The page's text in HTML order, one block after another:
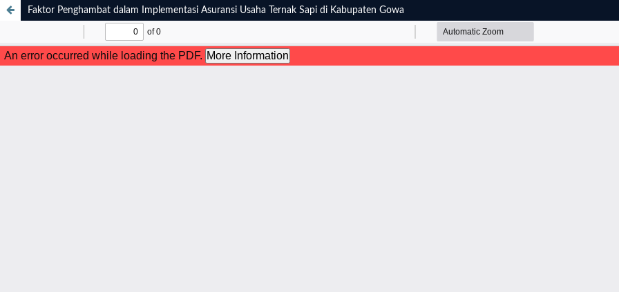
Faktor Penghambat dalam Implementasi Asuransi Usaha Ternak Sapi di Kabupaten Gowa